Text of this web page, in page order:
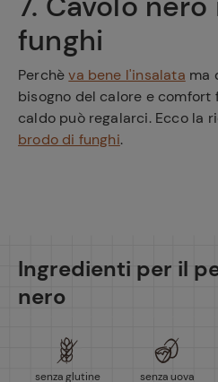
funghi
Perchèva bene l'insalata ma
bisogno del calore e comfort
caldo può regalarci. Ecco la
brodo di funghi.
Ingredienti per il
nero
senza glutine senza uova